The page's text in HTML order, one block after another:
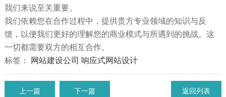
我们来说至关重要。
我们依赖您在合作过程中，提供贵方专业领域的知识与反
馈，以便我们更好的理解您的商业模式与所遇到的挑战。这
一切都需要双方的相互合作。
标签：
网站建设公司 响应式网站设计
上一篇 下一篇 返回列表